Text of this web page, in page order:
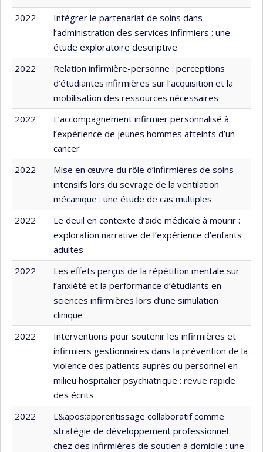
2022
Intégrer le partenariat de soins dans
l’administration des services infirmiers : une
étude exploratoire descriptive
2022
Relation infirmière-personne : perceptions
d’étudiantes infirmières sur l’acquisition et la
mobilisation des ressources nécessaires
2022
L’accompagnement infirmier personnalisé à
l’expérience de jeunes hommes atteints d’un
cancer
2022
Mise en œuvre du rôle d’infirmières de soins
intensifs lors du sevrage de la ventilation
mécanique : une étude de cas multiples
2022
Le deuil en contexte d’aide médicale à mourir :
exploration narrative de l’expérience d’enfants
adultes
2022
Les effets perçus de la répétition mentale sur
l’anxiété et la performance d’étudiants en
sciences infirmières lors d’une simulation
clinique
2022
Interventions pour soutenir les infirmières et
infirmiers gestionnaires dans la prévention de la
violence des patients auprès du personnel en
milieu hospitalier psychiatrique : revue rapide
des écrits
2022
L&apos;apprentissage collaboratif comme
stratégie de développement professionnel
chez des infirmières de soutien à domicile : une